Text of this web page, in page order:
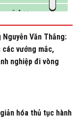
sẽ được
Văn Thắng:
vướng mắc,
nghiệp đi vòng
hóa thủ tục hành